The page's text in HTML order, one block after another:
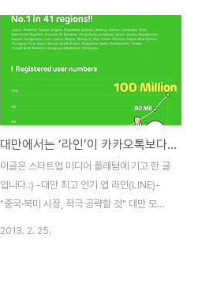
대만에서는 ‘라인’이 카카오톡보다 더 인기
이글은 스타트업 미디어 플래텀에 기고 한 글
입니다.:) -대만 최고 인기 앱 라인(LINE)-
"중국·북미 시장, 적극 공략할 것" 대만 모바
2013. 2. 25.